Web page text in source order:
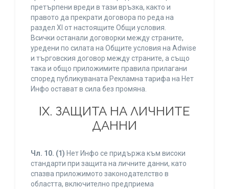
претърпени вреди в тази връзка, както и
правото да прекрати договора по реда на
раздел XI от настоящите Общи условия.
Всички останали договорки между страните,
уредени по силата на Общите условия на Adwise
и търговския договор между страните, а също
така и общо приложимите правила прилагани
според публикуваната Рекламна тарифа на Нет
Инфо остават в сила без промяна.
IХ. ЗАЩИТА НА ЛИЧНИТЕ
ДАННИ
Чл. 10. (1) Нет Инфо се придържа към високи
стандарти при защита на личните данни, като
спазва приложимото законодателство в
областта, включително предприема